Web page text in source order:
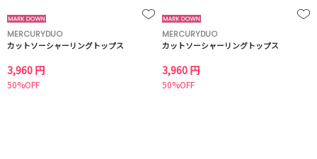
MERCURYDUO
カットソーシャーリングトップス
3,960 円
50%OFF
MERCURYDUO
カットソーシャーリングトップス
3,960 円
50%OFF